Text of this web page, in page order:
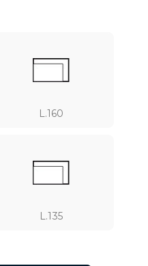
L.160
L.135